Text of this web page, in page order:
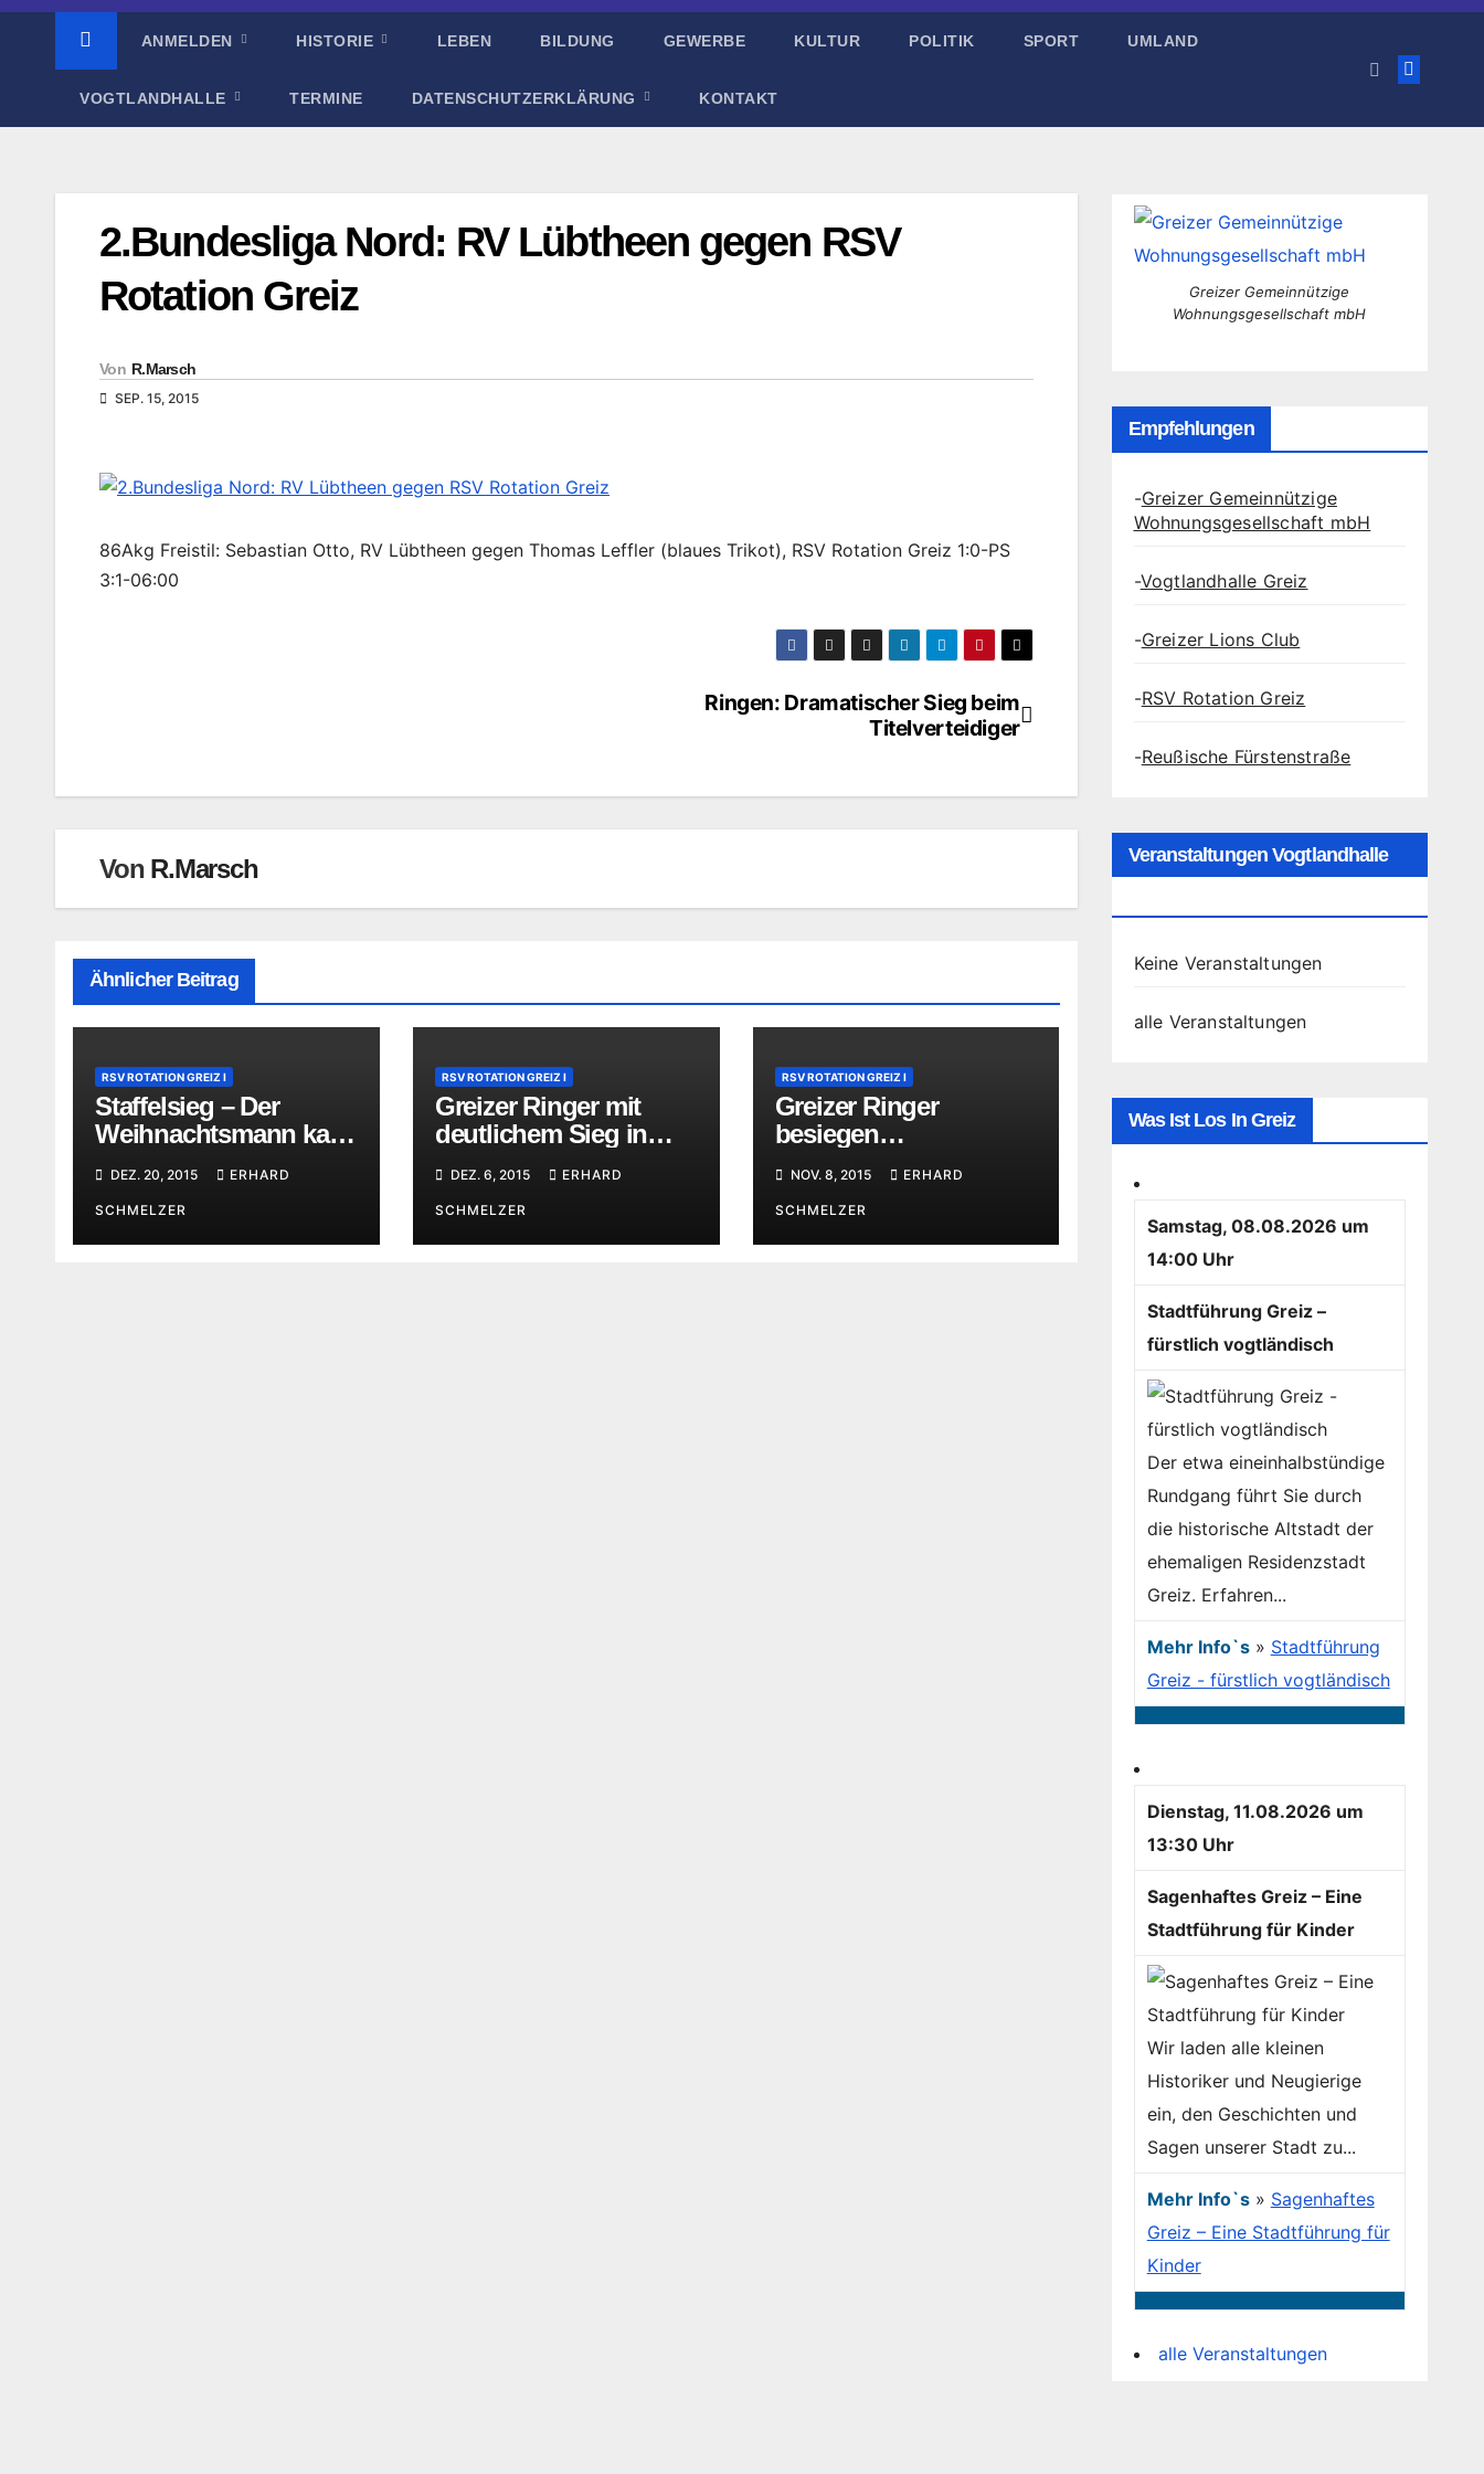
ANMELDEN HISTORIE LEBEN BILDUNG GEWERBE KULTUR POLITIK SPORT UMLAND
VOGTLANDHALLE TERMINE DATENSCHUTZERKLÄRUNG KONTAKT
2.Bundesliga Nord: RV Lübtheen gegen RSV
Rotation Greiz
Von R.Marsch
SEP. 15, 2015
86Akg Freistil: Sebastian Otto, RV Lübtheen gegen Thomas Leffler (blaues Trikot), RSV Rotation Greiz 1:0-PS
3:1-06:00
Ringen: Dramatischer Sieg beim
Titelverteidiger
Von R.Marsch
Ähnlicher Beitrag
RSV ROTATION GREIZ I
Staffelsieg – Der
Weihnachtsmann kam
DEZ. 20, 2015 ERHARD
SCHMELZER
RSV ROTATION GREIZ I
Greizer Ringer mit
deutlichem Sieg in
DEZ. 6, 2015 ERHARD
SCHMELZER
RSV ROTATION GREIZ I
Greizer Ringer
besiegen
Mecklenburg
NOV. 8, 2015 ERHARD
SCHMELZER
Greizer Gemeinnützige
Wohnungsgesellschaft mbH
Empfehlungen
-Greizer Gemeinnützige
Wohnungsgesellschaft mbH
-Vogtlandhalle Greiz
-Greizer Lions Club
-RSV Rotation Greiz
-Reußische Fürstenstraße
Veranstaltungen Vogtlandhalle
Keine Veranstaltungen
alle Veranstaltungen
Was Ist Los In Greiz
Samstag, 08.08.2026 um
14:00 Uhr
Stadtführung Greiz –
fürstlich vogtländisch
Der etwa eineinhalbstündige
Rundgang führt Sie durch
die historische Altstadt der
ehemaligen Residenzstadt
Greiz. Erfahren...
Mehr Info`s» Stadtführung
Greiz - fürstlich vogtländisch
Dienstag, 11.08.2026 um
13:30 Uhr
Sagenhaftes Greiz – Eine
Stadtführung für Kinder
Wir laden alle kleinen
Historiker und Neugierige
ein, den Geschichten und
Sagen unserer Stadt zu...
Mehr Info`s» Sagenhaftes
Greiz – Eine Stadtführung für
Kinder
alle Veranstaltungen